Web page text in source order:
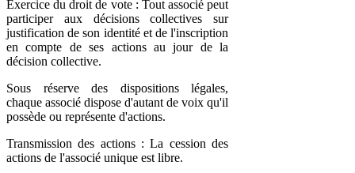
Exercice du droit de vote : Tout associé peut
participer aux décisions collectives sur
justification de son identité et de l'inscription
en compte de ses actions au jour de la
décision collective.
Sous réserve des dispositions légales,
chaque associé dispose d'autant de voix qu'il
possède ou représente d'actions.
Transmission des actions : La cession des
actions de l'associé unique est libre.